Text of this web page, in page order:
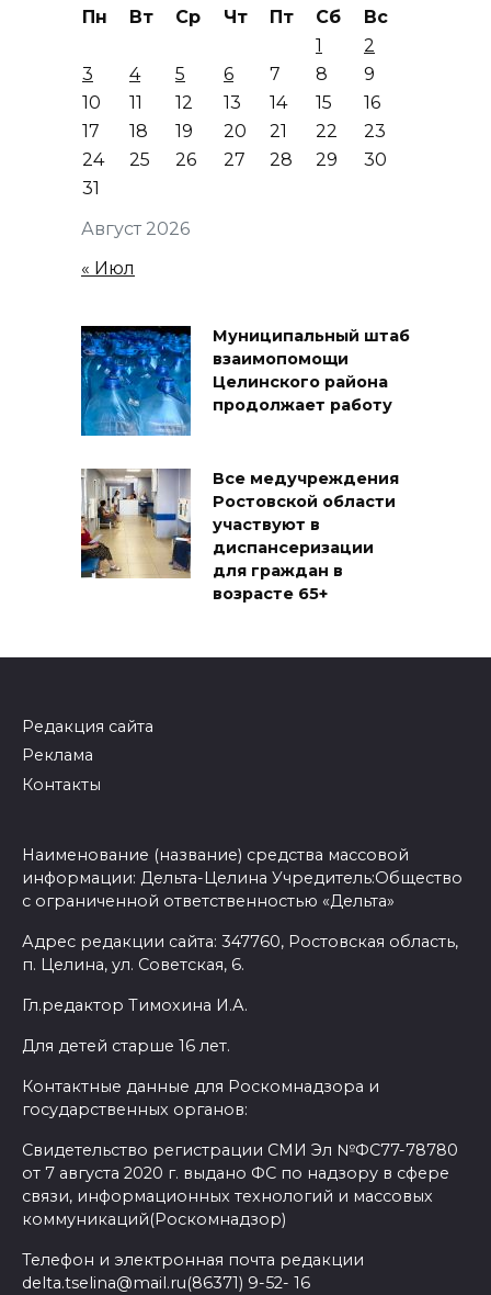
Август 2026
Пн Вт Ср Чт Пт Сб
Вс
1
2
3
4 5 6 7 8
9
10
11 12 13 14 15
16
17
18 19 20 21 22
23
24
25 26 27 28 29
30
31
« Июл
Муниципальный штаб
взаимопомощи
Целинского района
продолжает работу
Все медучреждения
Ростовской области
участвуют в
диспансеризации
для граждан в
возрасте 65+
Редакция сайта
Реклама
Контакты
Наименование (название) средства массовой
информации: Дельта-Целина Учредитель:Общество
с ограниченной ответственностью «Дельта»
Адрес редакции сайта: 347760, Ростовская область,
п. Целина, ул. Советская, 6.
Гл.редактор Тимохина И.А.
Для детей старше 16 лет.
Контактные данные для Роскомнадзора и
государственных органов:
Свидетельство регистрации СМИ Эл №ФС77-78780
от 7 августа 2020 г. выдано ФС по надзору в сфере
связи, информационных технологий и массовых
коммуникаций(Роскомнадзор)
Телефон и электронная почта редакции
delta.tselina@mail.ru(86371) 9-52- 16